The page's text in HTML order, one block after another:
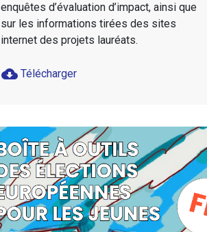
enquêtes d’évaluation d’impact, ainsi que
sur les informations tirées des sites
internet des projets lauréats.
cloud_download Télécharger